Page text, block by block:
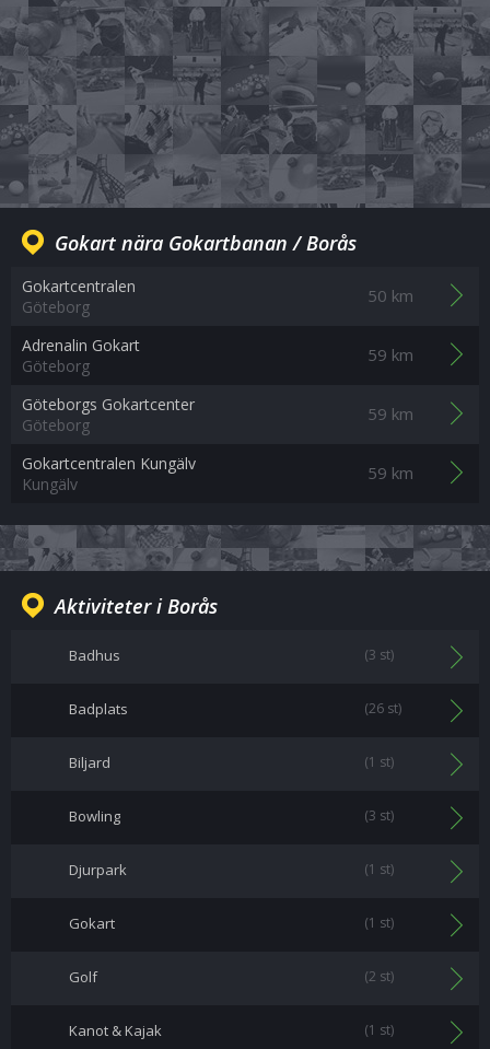
Gokart nära Gokartbanan / Borås
Gokartcentralen
Göteborg
50 km
Adrenalin Gokart
Göteborg
59 km
Göteborgs Gokartcenter
Göteborg
59 km
Gokartcentralen Kungälv
Kungälv
59 km
Aktiviteter i Borås
Badhus (3 st)
Badplats (26 st)
Biljard (1 st)
Bowling (3 st)
Djurpark (1 st)
Gokart (1 st)
Golf (2 st)
Kanot & Kajak (1 st)